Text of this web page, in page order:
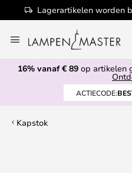
Lagerartikelen worden
naar
de
inhoud
16% vanaf € 89 op artikelen
ACTIECODE:
Kapstok